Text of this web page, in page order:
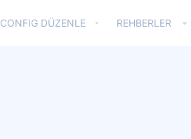
CONFIG DÜZENLE REHBERLER